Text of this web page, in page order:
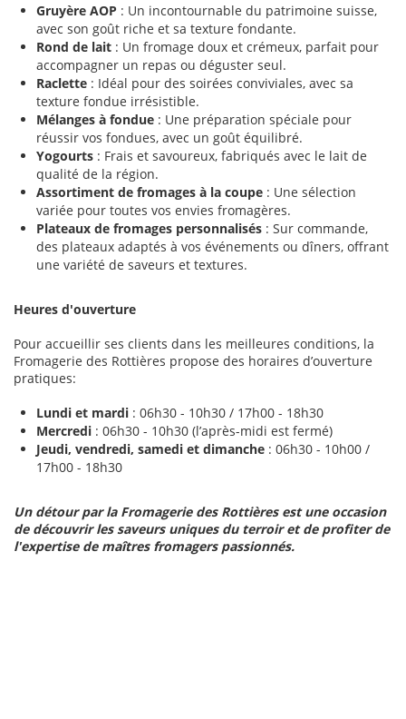
Gruyère AOP : Un incontournable du patrimoine suisse,
avec son goût riche et sa texture fondante.
Rond de lait : Un fromage doux et crémeux, parfait pour
accompagner un repas ou déguster seul.
Raclette : Idéal pour des soirées conviviales, avec sa
texture fondue irrésistible.
Mélanges à fondue : Une préparation spéciale pour
réussir vos fondues, avec un goût équilibré.
Yogourts : Frais et savoureux, fabriqués avec le lait de
qualité de la région.
Assortiment de fromages à la coupe : Une sélection
variée pour toutes vos envies fromagères.
Plateaux de fromages personnalisés : Sur commande,
des plateaux adaptés à vos événements ou dîners, offrant
une variété de saveurs et textures.
Heures d'ouverture
Pour accueillir ses clients dans les meilleures conditions, la
Fromagerie des Rottières propose des horaires d’ouverture
pratiques:
Lundi et mardi : 06h30 - 10h30 / 17h00 - 18h30
Mercredi : 06h30 - 10h30 (l’après-midi est fermé)
Jeudi, vendredi, samedi et dimanche : 06h30 - 10h00 /
17h00 - 18h30
Un détour par la Fromagerie des Rottières est une occasion
de découvrir les saveurs uniques du terroir et de profiter de
l'expertise de maîtres fromagers passionnés.